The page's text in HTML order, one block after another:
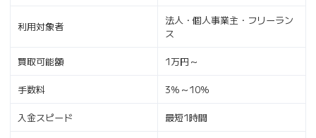
利用対象者
法人・個人事業主・フリーラン
ス
買取可能額 1万円～
手数料 3％～10％
入金スピード 最短1時間